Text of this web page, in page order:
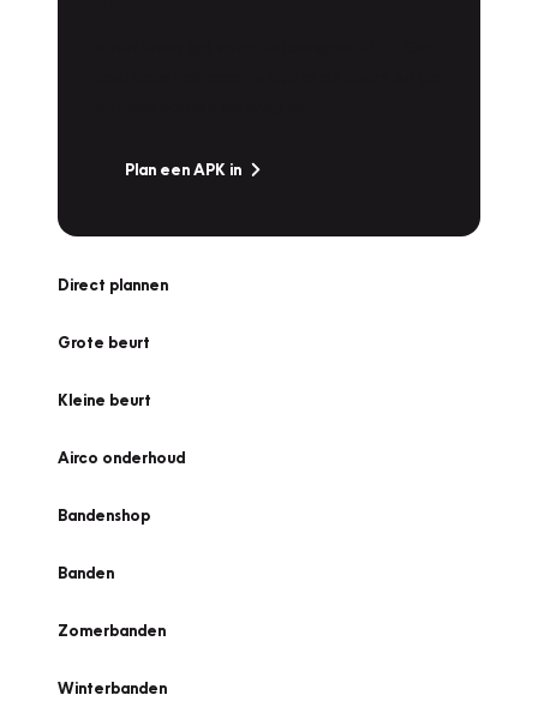
Plan een APK in
Direct plannen
Grote beurt
Kleine beurt
Airco onderhoud
Bandenshop
Banden
Zomerbanden
Winterbanden